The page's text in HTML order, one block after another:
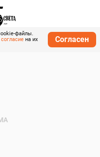
файлы.
согласие на их
Согласен